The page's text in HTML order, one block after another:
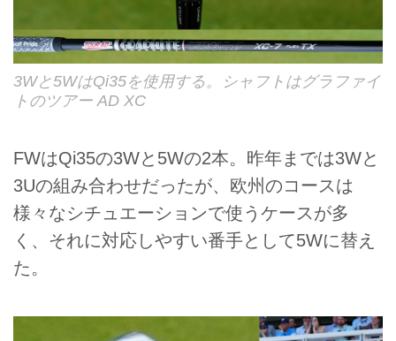
3Wと5WはQi35を使用する。シャフトはグラファイ
トのツアー AD XC
FWはQi35の3Wと5Wの2本。昨年までは3Wと
3Uの組み合わせだったが、欧州のコースは
様々なシチュエーションで使うケースが多
く、それに対応しやすい番手として5Wに替え
た。